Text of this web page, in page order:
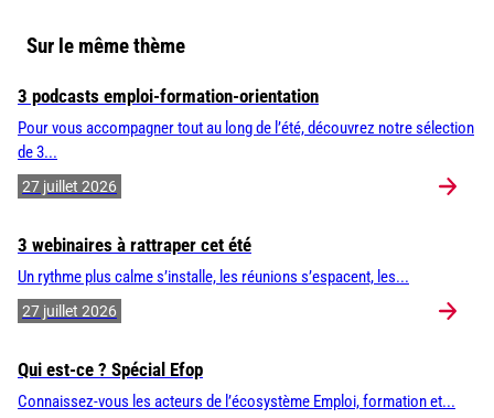
Sur le même thème
3 podcasts emploi-formation-orientation
Pour vous accompagner tout au long de l’été, découvrez notre sélection
de 3...
27 juillet 2026
3 webinaires à rattraper cet été
Un rythme plus calme s’installe, les réunions s’espacent, les...
27 juillet 2026
Qui est-ce ? Spécial Efop
Connaissez-vous les acteurs de l’écosystème Emploi, formation et...